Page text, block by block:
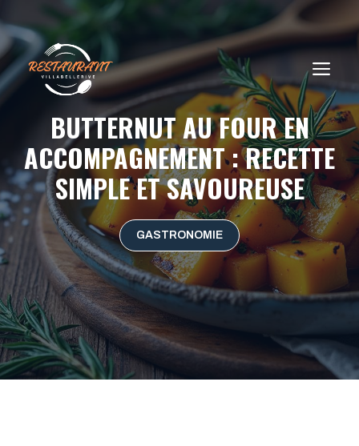
au
contenu
BUTTERNUT AU FOUR EN
ACCOMPAGNEMENT : RECETTE
SIMPLE ET SAVOUREUSE
GASTRONOMIE